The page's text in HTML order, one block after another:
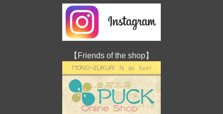
【Friends of the shop】